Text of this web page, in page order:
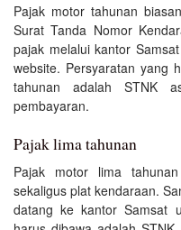
Pajak motor tahunan
Surat Tanda Nomor
pajak melalui kantor
website. Persyaratan yang
tahunan adalah STNK
pembayaran.
Pajak lima tahunan
Pajak motor lima
sekaligus plat kendaraan.
datang ke kantor Samsat